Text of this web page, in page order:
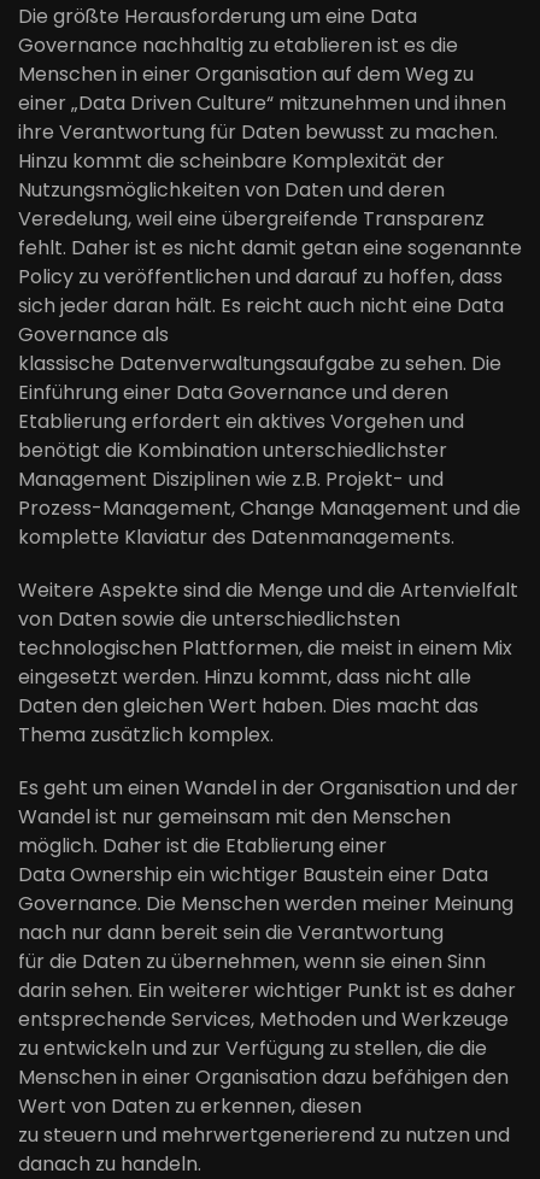
Die größte Herausforderung um eine Data
Governance nachhaltig zu etablieren ist es die
Menschen in einer Organisation auf dem Weg zu
einer „Data Driven Culture“ mitzunehmen und ihnen
ihre Verantwortung für Daten bewusst zu machen.
Hinzu kommt die scheinbare Komplexität der
Nutzungsmöglichkeiten von Daten und deren
Veredelung, weil eine übergreifende Transparenz
fehlt. Daher ist es nicht damit getan eine sogenannte
Policy zu veröffentlichen und darauf zu hoffen, dass
sich jeder daran hält. Es reicht auch nicht eine Data
Governance als
klassische Datenverwaltungsaufgabe zu sehen. Die
Einführung einer Data Governance und deren
Etablierung erfordert ein aktives Vorgehen und
benötigt die Kombination unterschiedlichster
Management Disziplinen wie z.B. Projekt- und
Prozess-Management, Change Management und die
komplette Klaviatur des Datenmanagements.
Weitere Aspekte sind die Menge und die Artenvielfalt
von Daten sowie die unterschiedlichsten
technologischen Plattformen, die meist in einem Mix
eingesetzt werden. Hinzu kommt, dass nicht alle
Daten den gleichen Wert haben. Dies macht das
Thema zusätzlich komplex.
Es geht um einen Wandel in der Organisation und der
Wandel ist nurgemeinsam mit den Menschen
möglich. Daher ist die Etablierung einer
Data Ownership ein wichtiger Baustein einer Data
Governance. Die Menschen werden meiner Meinung
nach nurdann bereit sein die Verantwortung
fürdie Daten zu übernehmen, wenn sie einen Sinn
darin sehen. Ein weiterer wichtiger Punkt ist es daher
entsprechende Services, Methoden und Werkzeuge
zu entwickeln und zur Verfügung zu stellen, die die
Menschen in einer Organisation dazu befähigen den
Wert von Daten zu erkennen, diesen
zu steuern und mehrwertgenerierend zu nutzen und
danach zu handeln.